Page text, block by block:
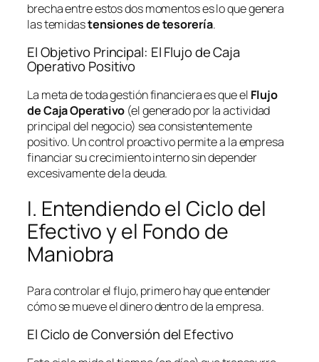
brecha entre estos dos momentos es lo que genera
las temidastensiones de tesorería.
El Objetivo Principal: El Flujo de Caja
Operativo Positivo
La meta de toda gestión financiera es que el Flujo
de Caja Operativo (el generado por la actividad
principal del negocio) sea consistentemente
positivo. Un control proactivo permite a la empresa
financiar su crecimiento interno sin depender
excesivamente de la deuda.
I. Entendiendo el Ciclo del
Efectivo y el Fondo de
Maniobra
Para controlar el flujo, primero hay que entender
cómo se mueve el dinero dentro de la empresa.
El Ciclo de Conversión del Efectivo